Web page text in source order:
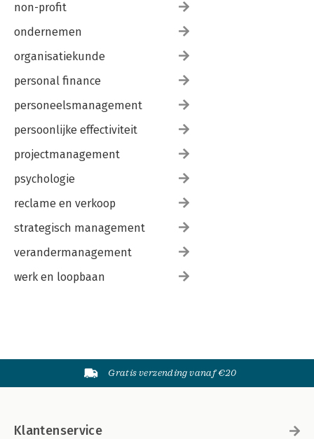
non-profit
ondernemen
organisatiekunde
personal finance
personeelsmanagement
persoonlijke effectiviteit
projectmanagement
psychologie
reclame en verkoop
strategisch management
verandermanagement
werk en loopbaan
Gratis verzending vanaf €20
Klantenservice